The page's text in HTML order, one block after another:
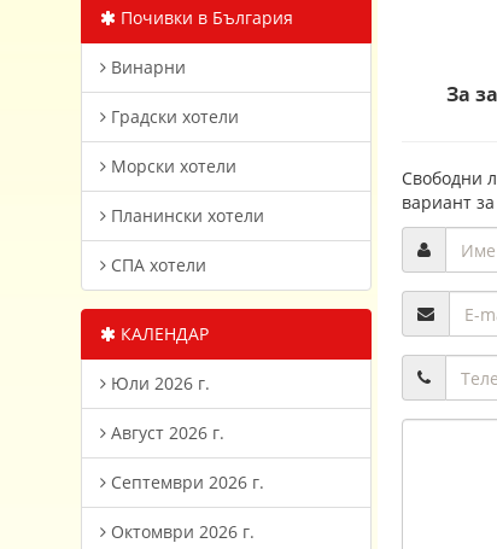
Почивки в България
Винарни
Градски хотели
Морски хотели
Планински хотели
СПА хотели
КАЛЕНДАР
Юли 2026 г.
Август 2026 г.
Септември 2026 г.
Октомври 2026 г.
За
Свободни
вариант